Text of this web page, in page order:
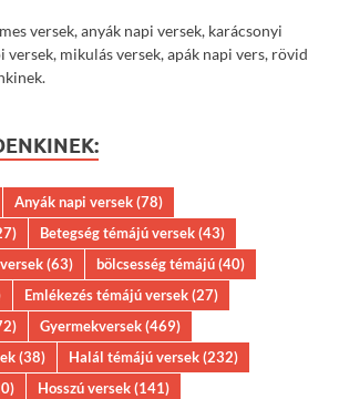
versek, anyák napi versek, karácsonyi
versek, mikulás versek, apák napi vers, rövid
Anyák napi versek(78)
Betegség témájú versek(43)
(63) bölcsesség témájú(40)
Emlékezés témájú versek(27)
Gyermekversek(469)
(38) Halál témájú versek(232)
Hosszú versek(141)